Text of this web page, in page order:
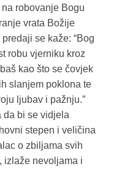
robovanje Bogu
vrata Božije
se kaže: “Bog
robu vjerniku kroz
kao što se čovjek
slanjem poklona te
ljubav i pažnju.”
da bi se vidjela
stepen i veličina
o zbiljama svih
izlaže nevoljama i